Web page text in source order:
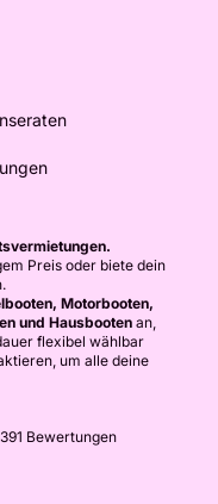
Preis oder biete dein
Motorbooten,
und Hausbooten an,
flexibel wählbar
um alle deine
Bewertungen